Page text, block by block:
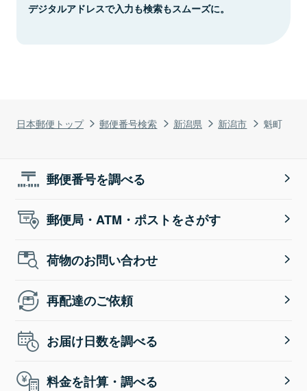
日本郵便トップ 郵便番号検索 新潟県 新潟市 魁町
デジタルアドレスで入力も検索もスムーズに。
郵便番号を調べる
郵便局・ATM・ポストをさがす
荷物のお問い合わせ
再配達のご依頼
お届け日数を調べる
料金を計算・調べる